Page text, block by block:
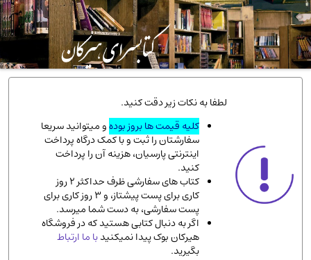
انگلیسی و زبان خارجی(14)
کودکان و نوجوانان(76)
کتب نادر و کمیاب(19)
روانشناسی(112)
طب گیاهی و سنتی(45)
فلسفه و جامعه شناسی(151)
ادبیات و شعر
ادیان و مذاهب
دانشگاهی و آموزشی
اقتصادی، بازاریابی و مالی(56)
لطفا به نکات زیر دقت کنید.
کلیه قیمت ها بروز بودهو میتوانید سریعا
سفارشتان را ثبت و با کمک درگاه پرداخت
اینترنتی پارسیان، هزینه آن را پرداخت
کنید.
کتاب های سفارشی ظرف حداکثر 2 روز
کاری برای پست پیشتاز، و 3 روز کاری برای
پست سفارشی، به دست شما میرسد.
اگر به دنبال کتابی هستید که در فروشگاه
هیرکان بوک پیدا نمیکنیدبا ما ارتباط
بگیرید.